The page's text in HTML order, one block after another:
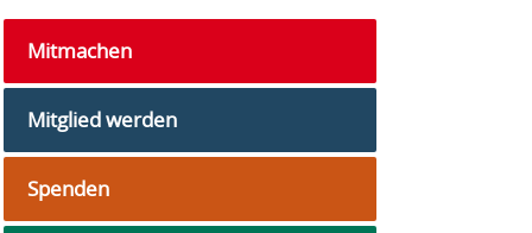
Mitmachen
Mitglied werden
Spenden